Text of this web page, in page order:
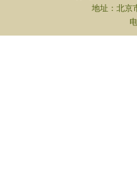
地址：北京